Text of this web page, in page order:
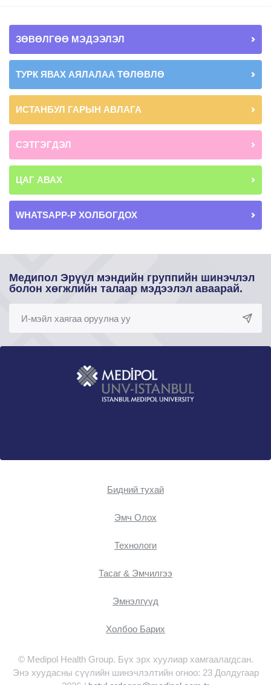
ЗӨВӨЛГӨӨ МЭДЭЭЛЭЛ
ТУРК ЯВАХ АЯЛАЛАА ТӨЛӨВЛӨ
ИСТАНБУЛ ГАРЫН АВЛАГА
СЭТГЭГДЭЛ
ЦАГ АВАХ
WHATSAPP-Р ХОЛБОГДОХ
Медипол Эрүүл мэндийн группийн шинэчлэл
болон хөгжлийн талаар мэдээлэл аваарай.
Бидний тухай
Эмч Oлох
Технологи
Тасаг & Эмчилгээ
Эмнэлгүүд
Холбоо Барих
© Medipol Health Group. Бүх эрх хуулиар хамгаалагдсан.
Энэ хуудасны сүүлийн шинэчлэлтийн огноо: 23 Долдугаар